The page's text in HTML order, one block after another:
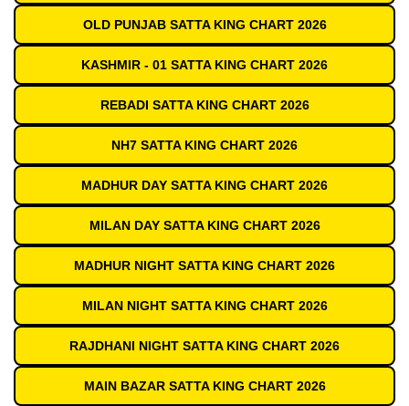
OLD PUNJAB SATTA KING CHART 2026
KASHMIR - 01 SATTA KING CHART 2026
REBADI SATTA KING CHART 2026
NH7 SATTA KING CHART 2026
MADHUR DAY SATTA KING CHART 2026
MILAN DAY SATTA KING CHART 2026
MADHUR NIGHT SATTA KING CHART 2026
MILAN NIGHT SATTA KING CHART 2026
RAJDHANI NIGHT SATTA KING CHART 2026
MAIN BAZAR SATTA KING CHART 2026